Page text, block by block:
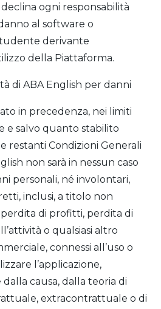
ogni responsabilità
al software o
derivante
della Piattaforma.
di ABA English per danni
in precedenza, nei limiti
e salvo quanto stabilito
restanti Condizioni Generali
non sarà in nessun caso
personali, né involontari,
inclusi, a titolo non
di profitti, perdita di
o qualsiasi altro
connessi all’uso o
l’applicazione,
causa, dalla teoria di
extracontrattuale o di